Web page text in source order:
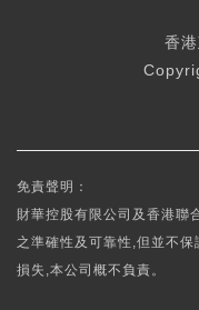
香
免責聲明：
財華控股有限公司及香港聯
之準確性及可靠性,但並不
損失,本公司概不負責。